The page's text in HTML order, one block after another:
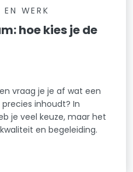
WERK
hoe kies je de
vraag je je af wat een
inhoudt? In
je veel keuze, maar het
en begeleiding.